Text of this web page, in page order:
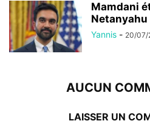
Mamdani
Netanyahu
Yannis - 20/07/
AUCUN
LAISSER UN